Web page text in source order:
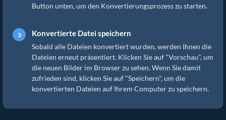
Button unten, um den Konvertierungsprozess zu starten.
Konvertierte Datei speichern
Sobald alle Dateien konvertiert wurden, werden Ihnen die
Dateien erneut präsentiert. Klicken Sie auf "Vorschau", um
die neuen Bilder im Browser zu sehen. Wenn Sie damit
zufrieden sind, klicken Sie auf "Speichern", um die
konvertierten Dateien auf Ihrem Computer zu speichern.